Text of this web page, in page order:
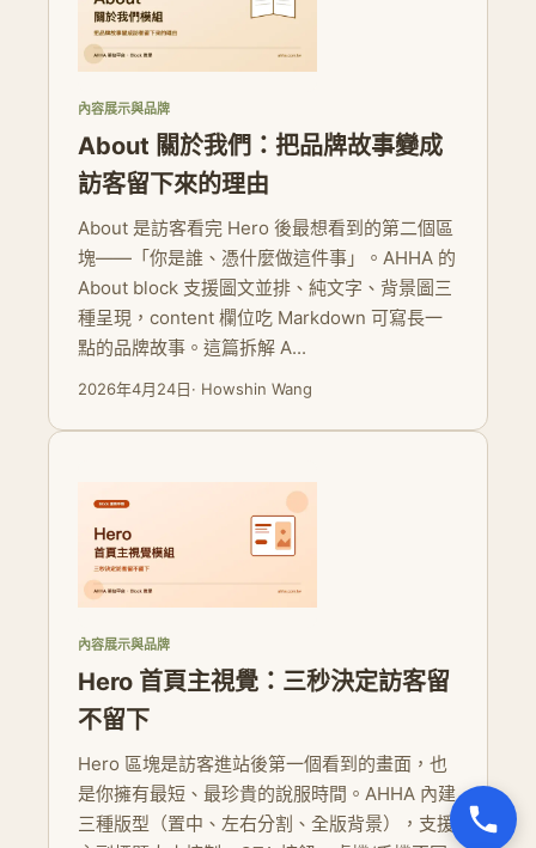
內容展示與品牌
About 關於我們：把品牌故事變成
訪客留下來的理由
About 是訪客看完 Hero 後最想看到的第二個區
塊——「你是誰、憑什麼做這件事」。AHHA 的
About block 支援圖文並排、純文字、背景圖三
種呈現，content 欄位吃 Markdown 可寫長一
點的品牌故事。這篇拆解 A...
2026年4月24日· Howshin Wang
內容展示與品牌
Hero 首頁主視覺：三秒決定訪客留
不留下
Hero 區塊是訪客進站後第一個看到的畫面，也
是你擁有最短、最珍貴的說服時間。AHHA 內建
三種版型（置中、左右分割、全版背景），支援